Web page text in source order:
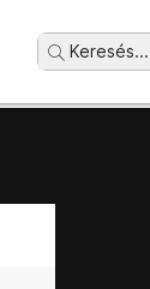
Keresés...